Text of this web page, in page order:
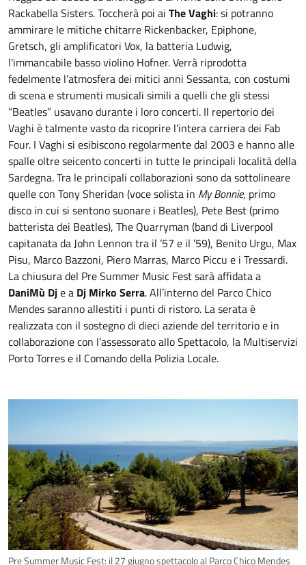
Rackabella Sisters. Toccherà poi ai The Vaghi: si potranno
ammirare le mitiche chitarre Rickenbacker, Epiphone,
Gretsch, gli amplificatori Vox, la batteria Ludwig,
l'immancabile basso violino Hofner. Verrà riprodotta
fedelmente l’atmosfera dei mitici anni Sessanta, con costumi
di scena e strumenti musicali simili a quelli che gli stessi
“Beatles” usavano durante i loro concerti. Il repertorio dei
Vaghi è talmente vasto da ricoprire l’intera carriera dei Fab
Four. I Vaghi si esibiscono regolarmente dal 2003 e hanno alle
spalle oltre seicento concerti in tutte le principali località della
Sardegna. Tra le principali collaborazioni sono da sottolineare
quelle con Tony Sheridan (voce solista in My Bonnie, primo
disco in cui si sentono suonare i Beatles), Pete Best (primo
batterista dei Beatles), The Quarryman (band di Liverpool
capitanata da John Lennon tra il ’57 e il ’59), Benito Urgu, Max
Pisu, Marco Bazzoni, Piero Marras, Marco Piccu e i Tressardi.
La chiusura del Pre Summer Music Fest sarà affidata a
DaniMù Dje a Dj Mirko Serra. All’interno del Parco Chico
Mendes saranno allestiti i punti di ristoro. La serata è
realizzata con il sostegno di dieci aziende del territorio e in
collaborazione con l’assessorato allo Spettacolo, la Multiservizi
Porto Torres e il Comando della Polizia Locale.
Pre Summer Music Fest: il 27 giugno spettacolo al Parco Chico Mendes